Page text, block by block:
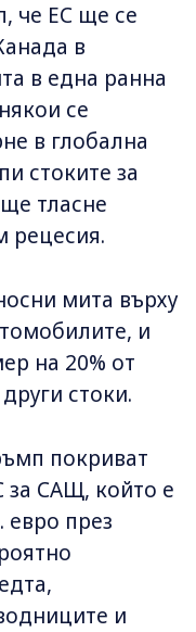
че ЕС ще се
в
в една ранна
се
в глобална
стоките за
тласне
рецесия.
мита върху
и
на 20% от
стоки.
покриват
за САЩ, който е
евро през
и